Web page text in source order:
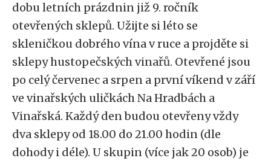
dobu letních prázdnin již 9. ročník
otevřených sklepů. Užijte si léto se
skleničkou dobrého vína v ruce a projděte si
sklepy hustopečských vinařů. Otevřené jsou
po celý červenec a srpen a první víkend v září
ve vinařských uličkách Na Hradbách a
Vinařská. Každý den budou otevřeny vždy
dva sklepy od 18.00 do 21.00 hodin (dle
dohody i déle). U skupin (více jak 20 osob) je